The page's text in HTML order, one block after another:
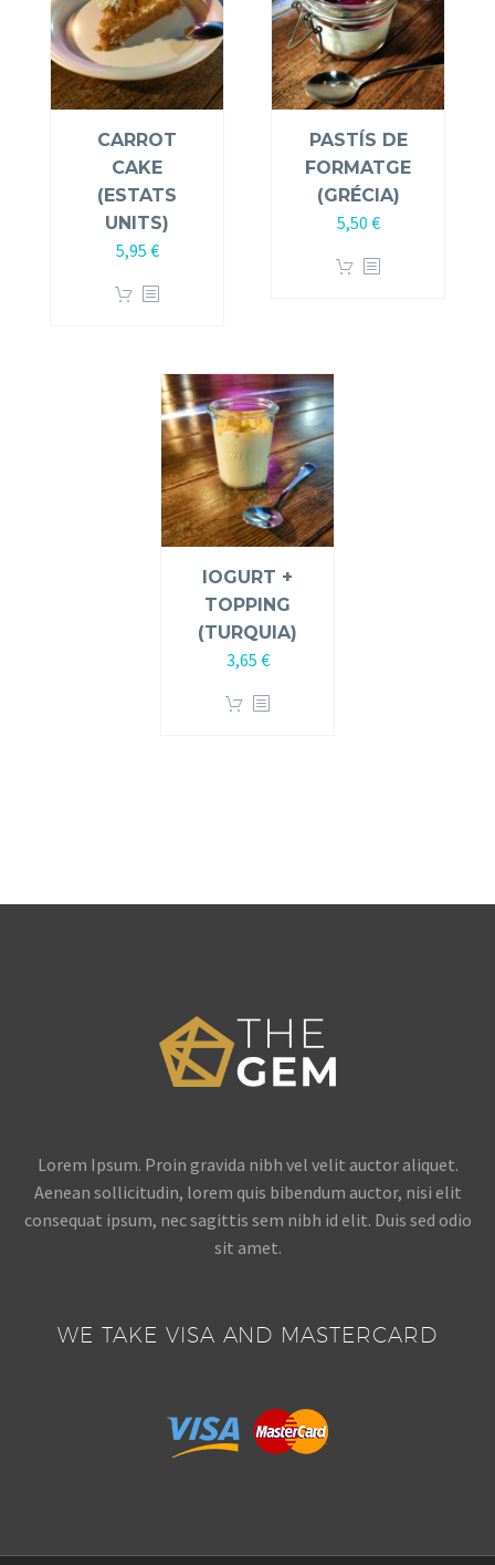
CARROT
CAKE
(ESTATS
UNITS)
5,95 €
PASTÍS DE
FORMATGE
(GRÉCIA)
5,50 €
IOGURT +
TOPPING
(TURQUIA)
3,65 €
Lorem Ipsum. Proin gravida nibh vel velit auctor aliquet.
Aenean sollicitudin, lorem quis bibendum auctor, nisi elit
consequat ipsum, nec sagittis sem nibh id elit. Duis sed odio
sit amet.
WE TAKE VISA AND MASTERCARD